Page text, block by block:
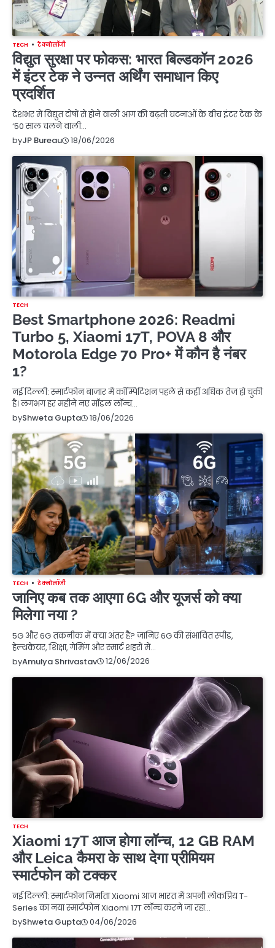
TECH टेक्नोलॉजी
विद्युत सुरक्षा पर फोकस: भारत बिल्डकॉन 2026
में इंटर टेक ने उन्नत अर्थिंग समाधान किए
प्रदर्शित
देशभर में विद्युत दोषों से होने वाली आग की बढ़ती घटनाओं के बीच इंटर टेक के
‘50 साल चलने वाली…
byJP Bureau 18/06/2026
TECH
Best Smartphone 2026: Readmi
Turbo 5, Xiaomi 17T, POVA 8 और
Motorola Edge 70 Pro+ में कौन है नंबर
1?
नई दिल्ली: स्मार्टफोन बाजार में कॉम्पिटिशन पहले से कहीं अधिक तेज हो चुकी
है। लगभग हर महीने नए मॉडल लॉन्च…
byShweta Gupta 18/06/2026
TECH टेक्नोलॉजी
जानिए कब तक आएगा 6G और यूजर्स को क्या
मिलेगा नया ?
5G और 6G तकनीक में क्या अंतर है? जानिए 6G की संभावित स्पीड,
हेल्थकेयर, शिक्षा, गेमिंग और स्मार्ट शहरों में…
byAmulya Shrivastav 12/06/2026
TECH
Xiaomi 17T आज होगा लॉन्च, 12 GB RAM
और Leica कैमरा के साथ देगा प्रीमियम
स्मार्टफोन को टक्कर
नई दिल्ली: स्मार्टफोन निर्माता Xiaomi आज भारत में अपनी लोकप्रिय T-
Series का नया स्मार्टफोन Xiaomi 17T लॉन्च करने जा रहा…
byShweta Gupta 04/06/2026